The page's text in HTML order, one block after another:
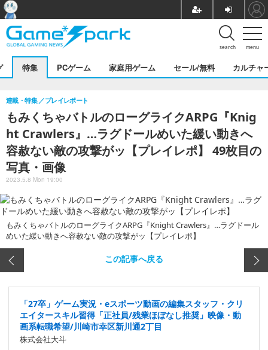
menu
search
特集 PCゲーム 家庭用ゲーム セール/無料 カルチャ
もみくちゃバトルのローグライクARPG『Knig
ht Crawlers』…ラグドールめいた緩い動きへ
容赦ない敵の攻撃がッ【プレイレポ】 49枚目の
写真・画像
連載・特集 プレイレポート
2023.5.8 Mon 19:00
もみくちゃバトルのローグライクARPG『Knight Crawlers』…ラグドール
めいた緩い動きへ容赦ない敵の攻撃がッ【プレイレポ】
この記事へ戻る
「27卒」ゲーム実況・eスポーツ動画の編集スタッフ・クリ
エイタースキル習得「正社員/残業ほぼなし推奨」映像・動
画系転職希望/川崎市幸区新川通2丁目
株式会社大斗